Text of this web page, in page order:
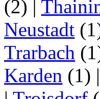
(2) |
Neustadt
Trarbach
Karden (1) |